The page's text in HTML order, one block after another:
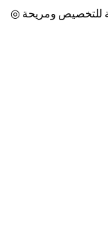
للتخصيص ومريحة